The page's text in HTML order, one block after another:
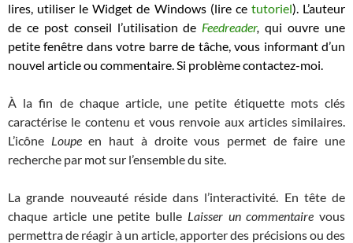
lires, utiliser le Widget de Windows (lire ce tutoriel). L’auteur
de ce post conseil l’utilisation de Feedreader,qui ouvre une
petite fenêtre dans votre barre de tâche, vous informant d’un
nouvel article ou commentaire. Si problème contactez-moi.
À la fin de chaque article, une petite étiquette mots clés
caractérise le contenu et vous renvoie aux articles similaires.
L’icône Loupeen haut à droite vous permet de faire une
recherche par mot sur l’ensemble du site.
La grande nouveauté réside dans l’interactivité. En tête de
chaque article une petite bulle Laisser un commentaire vous
permettra de réagir à un article, apporter des précisions ou des